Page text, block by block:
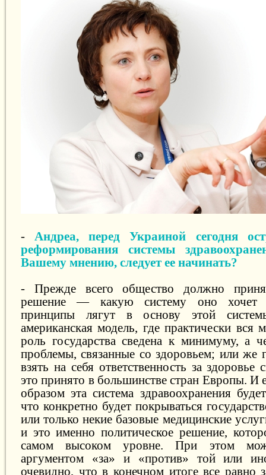
- Андреа, перед Украиной сегодня
реформирования системы
Вашему мнению, следует ее начинать?
- Прежде всего общество должно
решение — какую систему оно хочет
принципы лягут в основу этой
американская модель, где практически вся
роль государства сведена к минимуму, а
проблемы, связанные со здоровьем; или же
взять на себя ответственность за здоровье
это принято в большинстве стран Европы. И
образом эта система здравоохранения
что конкретно будет покрываться
или только некие базовые медицинские
и это именно политическое решение,
самом высоком уровне. При этом
аргументом «за» и «против» той или
очевидно, что в конечном итоге все равно